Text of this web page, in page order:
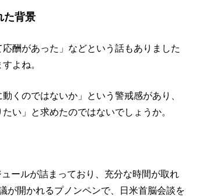
た背景
酬があった」などという話もありました
よね。
くのではないか」という警戒感があり、
い」と求めたのではないでしょうか。
ールが詰まっており、充分な時間が取れ
が開かれるプノンペンで、日米首脳会談を